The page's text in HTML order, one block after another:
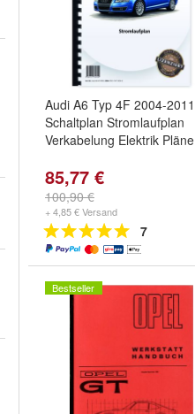
Audi A6 Typ 4F 2004-2011
Schaltplan Stromlaufplan
Verkabelung Elektrik Pläne
85,77 €
100,90 €
+ 4,85 € Versand
7
Bestseller